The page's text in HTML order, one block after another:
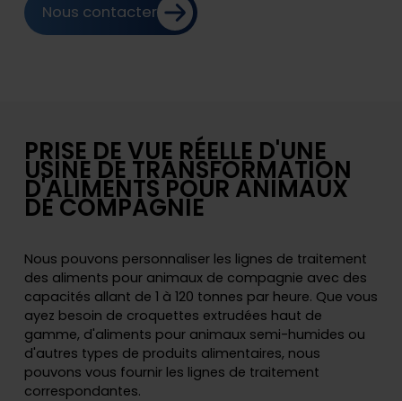
Nous contacter
PRISE DE VUE RÉELLE D'UNE
USINE DE TRANSFORMATION
D'ALIMENTS POUR ANIMAUX
DE COMPAGNIE
Nous pouvons personnaliser les lignes de traitement
des aliments pour animaux de compagnie avec des
capacités allant de 1 à 120 tonnes par heure. Que vous
ayez besoin de croquettes extrudées haut de
gamme, d'aliments pour animaux semi-humides ou
d'autres types de produits alimentaires, nous
pouvons vous fournir les lignes de traitement
correspondantes.